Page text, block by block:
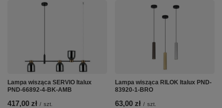
Lampa wisząca SERVIO Italux
PND-66892-4-BK-AMB
417,00 zł / szt.
Lampa wisząca RILOK Italux PND-
83920-1-BRO
63,00 zł / szt.